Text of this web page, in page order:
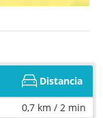
Distancia
0,7 km / 2 min